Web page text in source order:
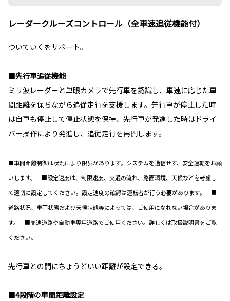
レーダークルーズコントロール（全車速追従機能付）
ついていくをサポート。
■先行車追従機能
ミリ波レーダーと単眼カメラで先行車を認識し、車速に応じた車
間距離を保ちながら追従走行を支援します。先行車が停止した時
は自車も停止して停止状態を保持、先行車が発進した時はドライ
バー操作により発進し、追従走行を再開します。
■車間距離制御は状況により限界があります。システムを過信せず、安全運転をお願
いします。 ■設定速度は、制限速度、交通の流れ、路面環境、天候などを考慮し
て適切に設定してください。設定速度の確認は運転者が行う必要があります。 ■
道路状況、車両状態および天候状態等によっては、ご使用になれない場合がありま
す。 ■高速道路や自動車専用道路でご使用ください。詳しくは取扱説明書をご覧
ください。
先行車との間にちょうどいい距離が設定できる。
■4段階の車間距離設定